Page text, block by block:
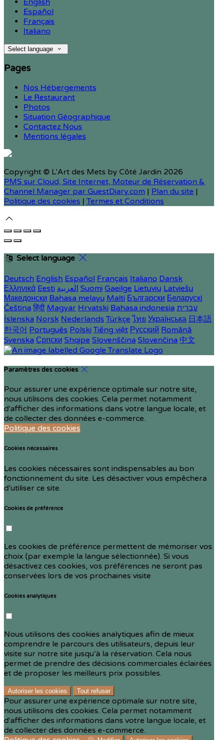
Español
Français
Italiano
Select language
Pages
Nos Hébergements
Le Restaurant
Photos
Situation Géographique
Contactez Nous
Mentions légales
Copyright © L'Art des Mets by Côté Jardin 2026
PMS sur Cloud, Site Internet, Moteur de Réservation &
Channel Manager par GuestDiary.com | Plan du site |
Politique des cookies | Termes et Conditions
Select language
Deutsch English Español Français Italiano Dansk
Ελληνικά Eesti العربية Suomi Gaeilge Lietuvių Latviešu
Македонски Bahasa melayu Malti Български Беларускі
Čeština हिंदी Magyar Hrvatski Bahasa indonesia עברית
Íslenska Norsk Nederlands Türkçe ไทย Українська 日本語
한국어 Português Polski Tiếng việt Русский Română
Svenska Српски Shqipe Slovenščina Slovenčina 中文
Paramètres des cookies
Pour assurer une expérience optimale sur notre site,
nous utilisons des cookies. Cela permet notamment
d'afficher des informations dans votre langue locale, et
de collecter des données e-commerce.
Politique des cookies
Cookies nécessaires
Les cookies nécessaires sont indispensables au bon
fonctionnement du site. Les désactiver vous empêchera
d’utiliser ce site.
Cookies de préférence
Les cookies de préférence permettent de mémoriser vos
choix (par exemple la langue sélectionnée). Si vous
désactivez ces cookies, vos préférences ne seront pas
conservées lors de vos prochaines visite
Cookies analytiques
Nous utilisons des cookies analytiques afin de mieux
comprendre le parcours des utilisateurs, depuis leur
visite sur notre site jusqu’à la réservation. Cela nous
permet de prendre des décisions commerciales éclairées
et de proposer les meilleurs prix possibles.
Autoriser les cookies Tout refuser
Pour assurer une expérience optimale sur notre site,
nous utilisons des cookies. Cela permet notamment
d'afficher des informations dans votre langue locale, et
de collecter des données e-commerce.